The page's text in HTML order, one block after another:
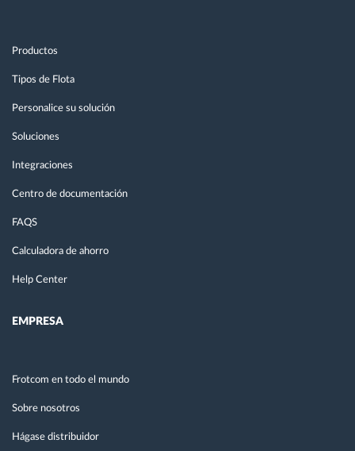
Productos
Tipos de Flota
Personalice su solución
Soluciones
Integraciones
Centro de documentación
FAQS
Calculadora de ahorro
Help Center
EMPRESA
Frotcom en todo el mundo
Sobre nosotros
Hágase distribuidor